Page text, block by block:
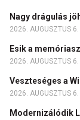
Nagy drágulás
2026. AUGUSZTUS 6.
Esik a
2026. AUGUSZTUS 6.
Veszteséges a
2026. AUGUSZTUS 6.
Modernizálódik